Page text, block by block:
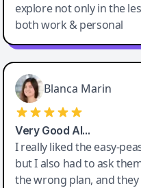
explore not only in the
both work & personal
Blanca Marin
Very Good AI…
I really liked the easy-
but I also had to ask
the wrong plan, and